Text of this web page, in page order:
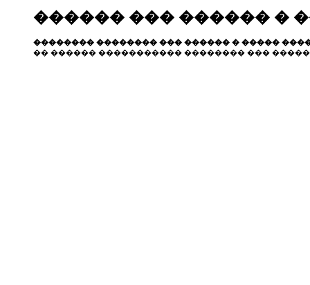
������ ��� ������ �
�������� �������� ��� ������ � �����
�� ������ ����������� �������� ���